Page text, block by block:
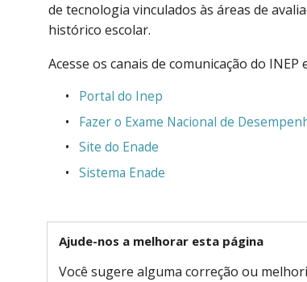
de tecnologia vinculados às áreas de
histórico escolar.
Acesse os canais de comunicação do
Portal do Inep
Fazer o Exame Nacional de
Site do Enade
Sistema Enade
Ajude-nos a melhorar esta página
Você sugere alguma correção ou